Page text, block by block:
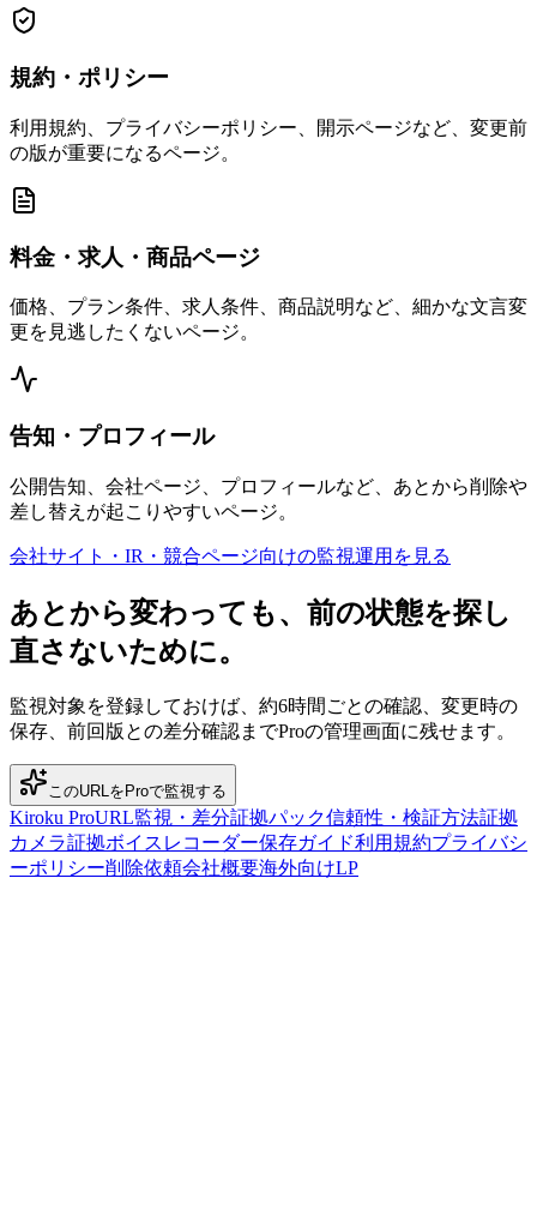
規約・ポリシー
利用規約、プライバシーポリシー、開示ページなど、変更前
の版が重要になるページ。
料金・求人・商品ページ
価格、プラン条件、求人条件、商品説明など、細かな文言変
更を見逃したくないページ。
告知・プロフィール
公開告知、会社ページ、プロフィールなど、あとから削除や
差し替えが起こりやすいページ。
会社サイト・IR・競合ページ向けの監視運用を見る
あとから変わっても、前の状態を探し
直さないために。
監視対象を登録しておけば、約6時間ごとの確認、変更時の
保存、前回版との差分確認までProの管理画面に残せます。
このURLをProで監視する
Kiroku ProURL監視・差分証拠パック信頼性・検証方法証拠
カメラ証拠ボイスレコーダー保存ガイド利用規約プライバシ
ーポリシー削除依頼会社概要海外向けLP